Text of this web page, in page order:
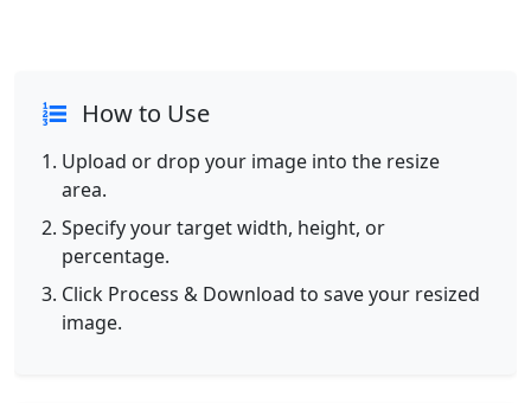
How to Use
Upload or drop your image into the resize
area.
Specify your target width, height, or
percentage.
Click Process & Download to save your resized
image.